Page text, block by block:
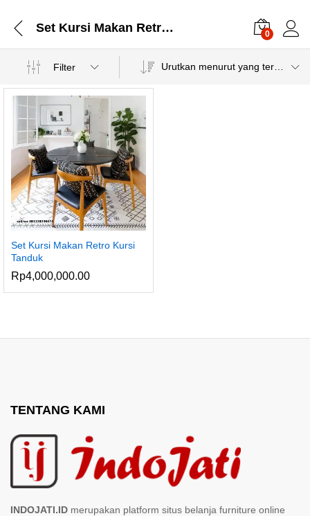
Set Kursi Makan Retro Kursi 0
Filter
Set Kursi Makan Retro Kursi
Tanduk
Rp4,000,000.00
TENTANG KAMI
INDOJATI.ID merupakan platform situs belanja furniture online